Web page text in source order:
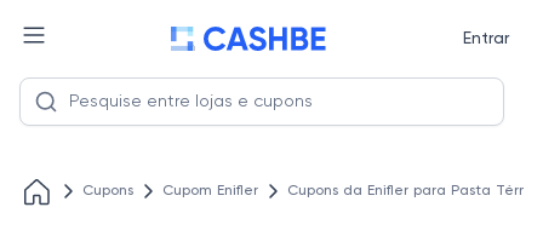
Entrar
Cupons Cupom Enifler Cupons da Enifler para Pasta